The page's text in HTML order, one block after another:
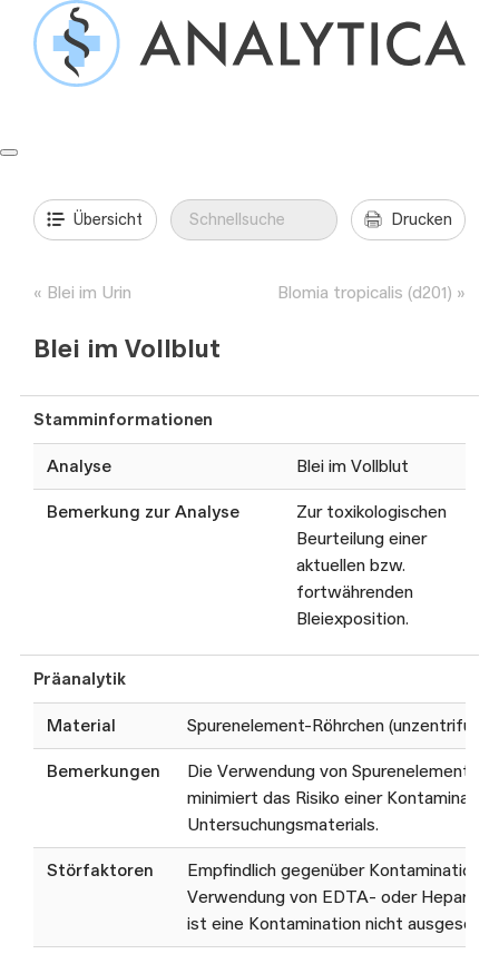
Springe
Inhalt
Übersicht Drucken
Blei im Urin Blomia tropicalis (d201)
Blei im Vollblut
Stamminformationen
Analyse Blei im Vollblut
Bemerkung zur Analyse
Zur toxikologischen
Beurteilung einer
aktuellen bzw.
fortwährenden
Bleiexposition.
Präanalytik
Material Spurenelement-Röhrchen
Bemerkungen
Die Verwendung von
minimiert das Risiko einer
Untersuchungsmaterials.
Störfaktoren
Empfindlich gegenüber Kontamination.
Verwendung von EDTA- oder Heparin-
ist eine Kontamination nicht